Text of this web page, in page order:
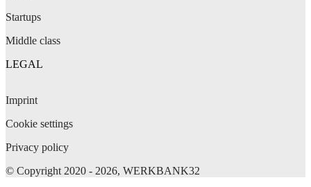
Startups
Middle class
LEGAL
Imprint
Cookie settings
Privacy policy
© Copyright 2020 - 2026, WERKBANK32